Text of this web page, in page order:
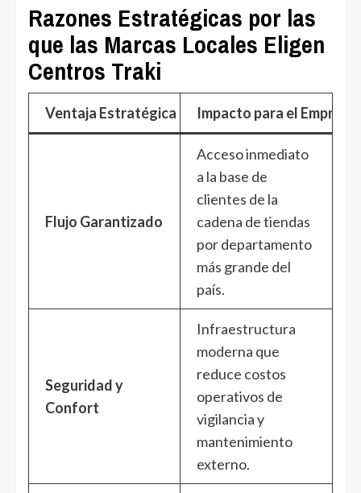
Razones Estratégicas por las
que las Marcas Locales Eligen
Centros Traki
Ventaja Estratégica Impacto para el
Flujo Garantizado
Acceso inmediato
a la base de
clientes de la
cadena de tiendas
por departamento
más grande del
país.
Seguridad y
Confort
Infraestructura
moderna que
reduce costos
operativos de
vigilancia y
mantenimiento
externo.